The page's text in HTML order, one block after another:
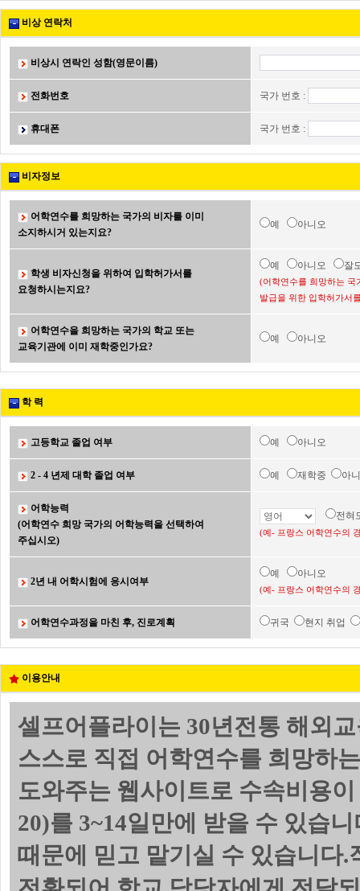
비상 연락처
비상시 연락인 성함(영문이름)
전화번호 국가 번호 :
휴대폰 국가 번호 :
비자정보
어학연수를 희망하는 국가의 비자를 이미
소지하시거 있는지요?
예 아니오
학생 비자신청을 위하여 입학허가서를
요청하시는지요?
예 아니오 잘
(어학연수를 희망하는 국
발급을 위한 입학허가서
어학연수을 희망하는 국가의 학교 또는
교육기관에 이미 재학중인가요?
예 아니오
학 력
고등학교 졸업 여부 예 아니오
2 - 4 년제 대학 졸업 여부 예 재학중 아
어학능력
(어학연수 희망 국가의 어학능력을 선택하여
주십시오)
전
(예- 프랑스 어학연수의
2년 내 어학시험에 응시여부
예 아니오
(예- 프랑스 어학연수의
어학연수과정을 마친 후, 진로계획 귀국 현지 취업
이용안내
셀프어플라이는 30년전통 해외
스스로 직접 어학연수를 희망하
도와주는 웹사이트로 수속비용
20)를 3~14일만에 받을 수 있습
때문에 믿고 맡기실 수 있습니다.